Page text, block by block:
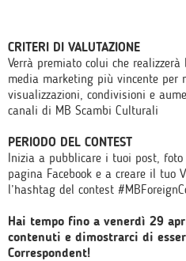
CRITERI DI VALUTAZIONE
Verrà premiato colui che
media marketing più vincente per
visualizzazioni, condivisioni e
canali di MB Scambi Culturali
PERIODO DEL CONTEST
Inizia a pubblicare i tuoi post,
pagina Facebook e a creare il tuo
l’hashtag del contest
Hai tempo fino a venerdì 29
contenuti e dimostrarci di
Correspondent!